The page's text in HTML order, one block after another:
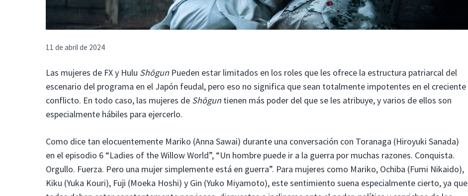
11 de abril de 2024
Las mujeres de FX y Hulu Shōgun Pueden estar limitados en los roles que les ofrece la estructura patriarcal del
escenario del programa en el Japón feudal, pero eso no significa que sean totalmente impotentes en el creciente
conflicto. En todo caso, las mujeres de Shōgun tienen más poder del que se les atribuye, y varios de ellos son
especialmente hábiles para ejercerlo.
Como dice tan elocuentemente Mariko (Anna Sawai) durante una conversación con Toranaga (Hiroyuki Sanada)
en el episodio 6 “Ladies of the Willow World”, “Un hombre puede ir a la guerra por muchas razones. Conquista.
Orgullo. Fuerza. Pero una mujer simplemente está en guerra”. Para mujeres como Mariko, Ochiba (Fumi Nikaido),
Kiku (Yuka Kouri), Fuji (Moeka Hoshi) y Gin (Yuko Miyamoto), este sentimiento suena especialmente cierto, ya que